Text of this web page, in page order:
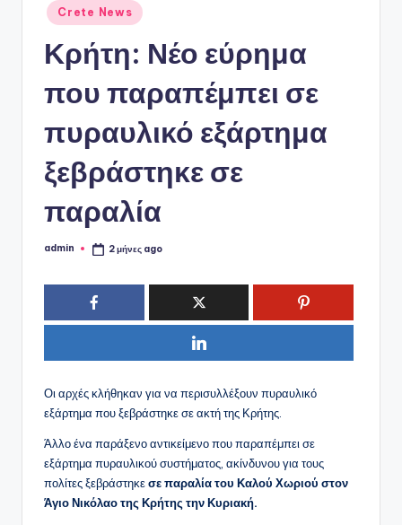
Αναρτήθηκε
σε
Crete News
Κρήτη: Νέο εύρημα
που παραπέμπει σε
πυραυλικό εξάρτημα
ξεβράστηκε σε
παραλία
Συγγραφέας:
admin 2 μήνες ago
Οι αρχές κλήθηκαν για να περισυλλέξουν πυραυλικό
εξάρτημα που ξεβράστηκε σε ακτή της Κρήτης.
Άλλο ένα παράξενο αντικείμενο που παραπέμπει σε
εξάρτημα πυραυλικού συστήματος, ακίνδυνου για τους
πολίτες ξεβράστηκεσε παραλία του Καλού Χωριού στον
Άγιο Νικόλαο της Κρήτης την Κυριακή.